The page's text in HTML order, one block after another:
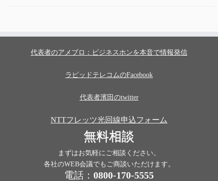
代表者のアメブロ：ビジネスホンを本音で情報発信
ラピッドテレコムのFacebook
代表者濱田のtwitter
NTTフレッツ光回線申込フォーム
無料相談
まずはお気軽にご相談ください。
各社のWEB会議でもご商談いただけます。
電話： 0800-170-5555